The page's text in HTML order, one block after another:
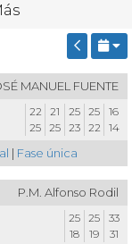
MANUEL FUENTE
22 21 25 25 16
25 25 23 22 14
| Fase única
P.M. Alfonso Rodil
25 25 33
18
19 31